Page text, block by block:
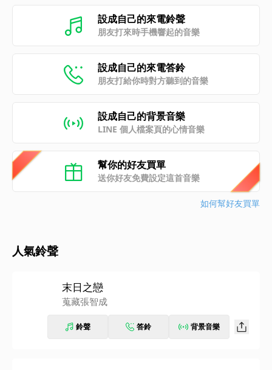
設成自己的來電鈴聲
朋友打來時手機響起的音樂
設成自己的來電答鈴
朋友打給你時對方聽到的音樂
設成自己的背景音樂
LINE 個人檔案頁的心情音樂
幫你的好友買單
送你好友免費設定這首音樂
如何幫好友買單
人氣鈴聲
末日之戀
蒐藏張智成
鈴聲 答鈴 背景音樂